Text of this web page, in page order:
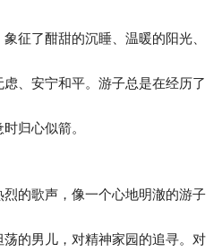
征了酣甜的沉睡、温暖的阳光、
、安宁和平。游子总是在经历了
归心似箭。
的歌声，像一个心地明澈的游子
的男儿，对精神家园的追寻。对